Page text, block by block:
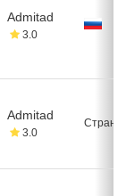
Admitad
3.0
Admitad
3.0
Стран: